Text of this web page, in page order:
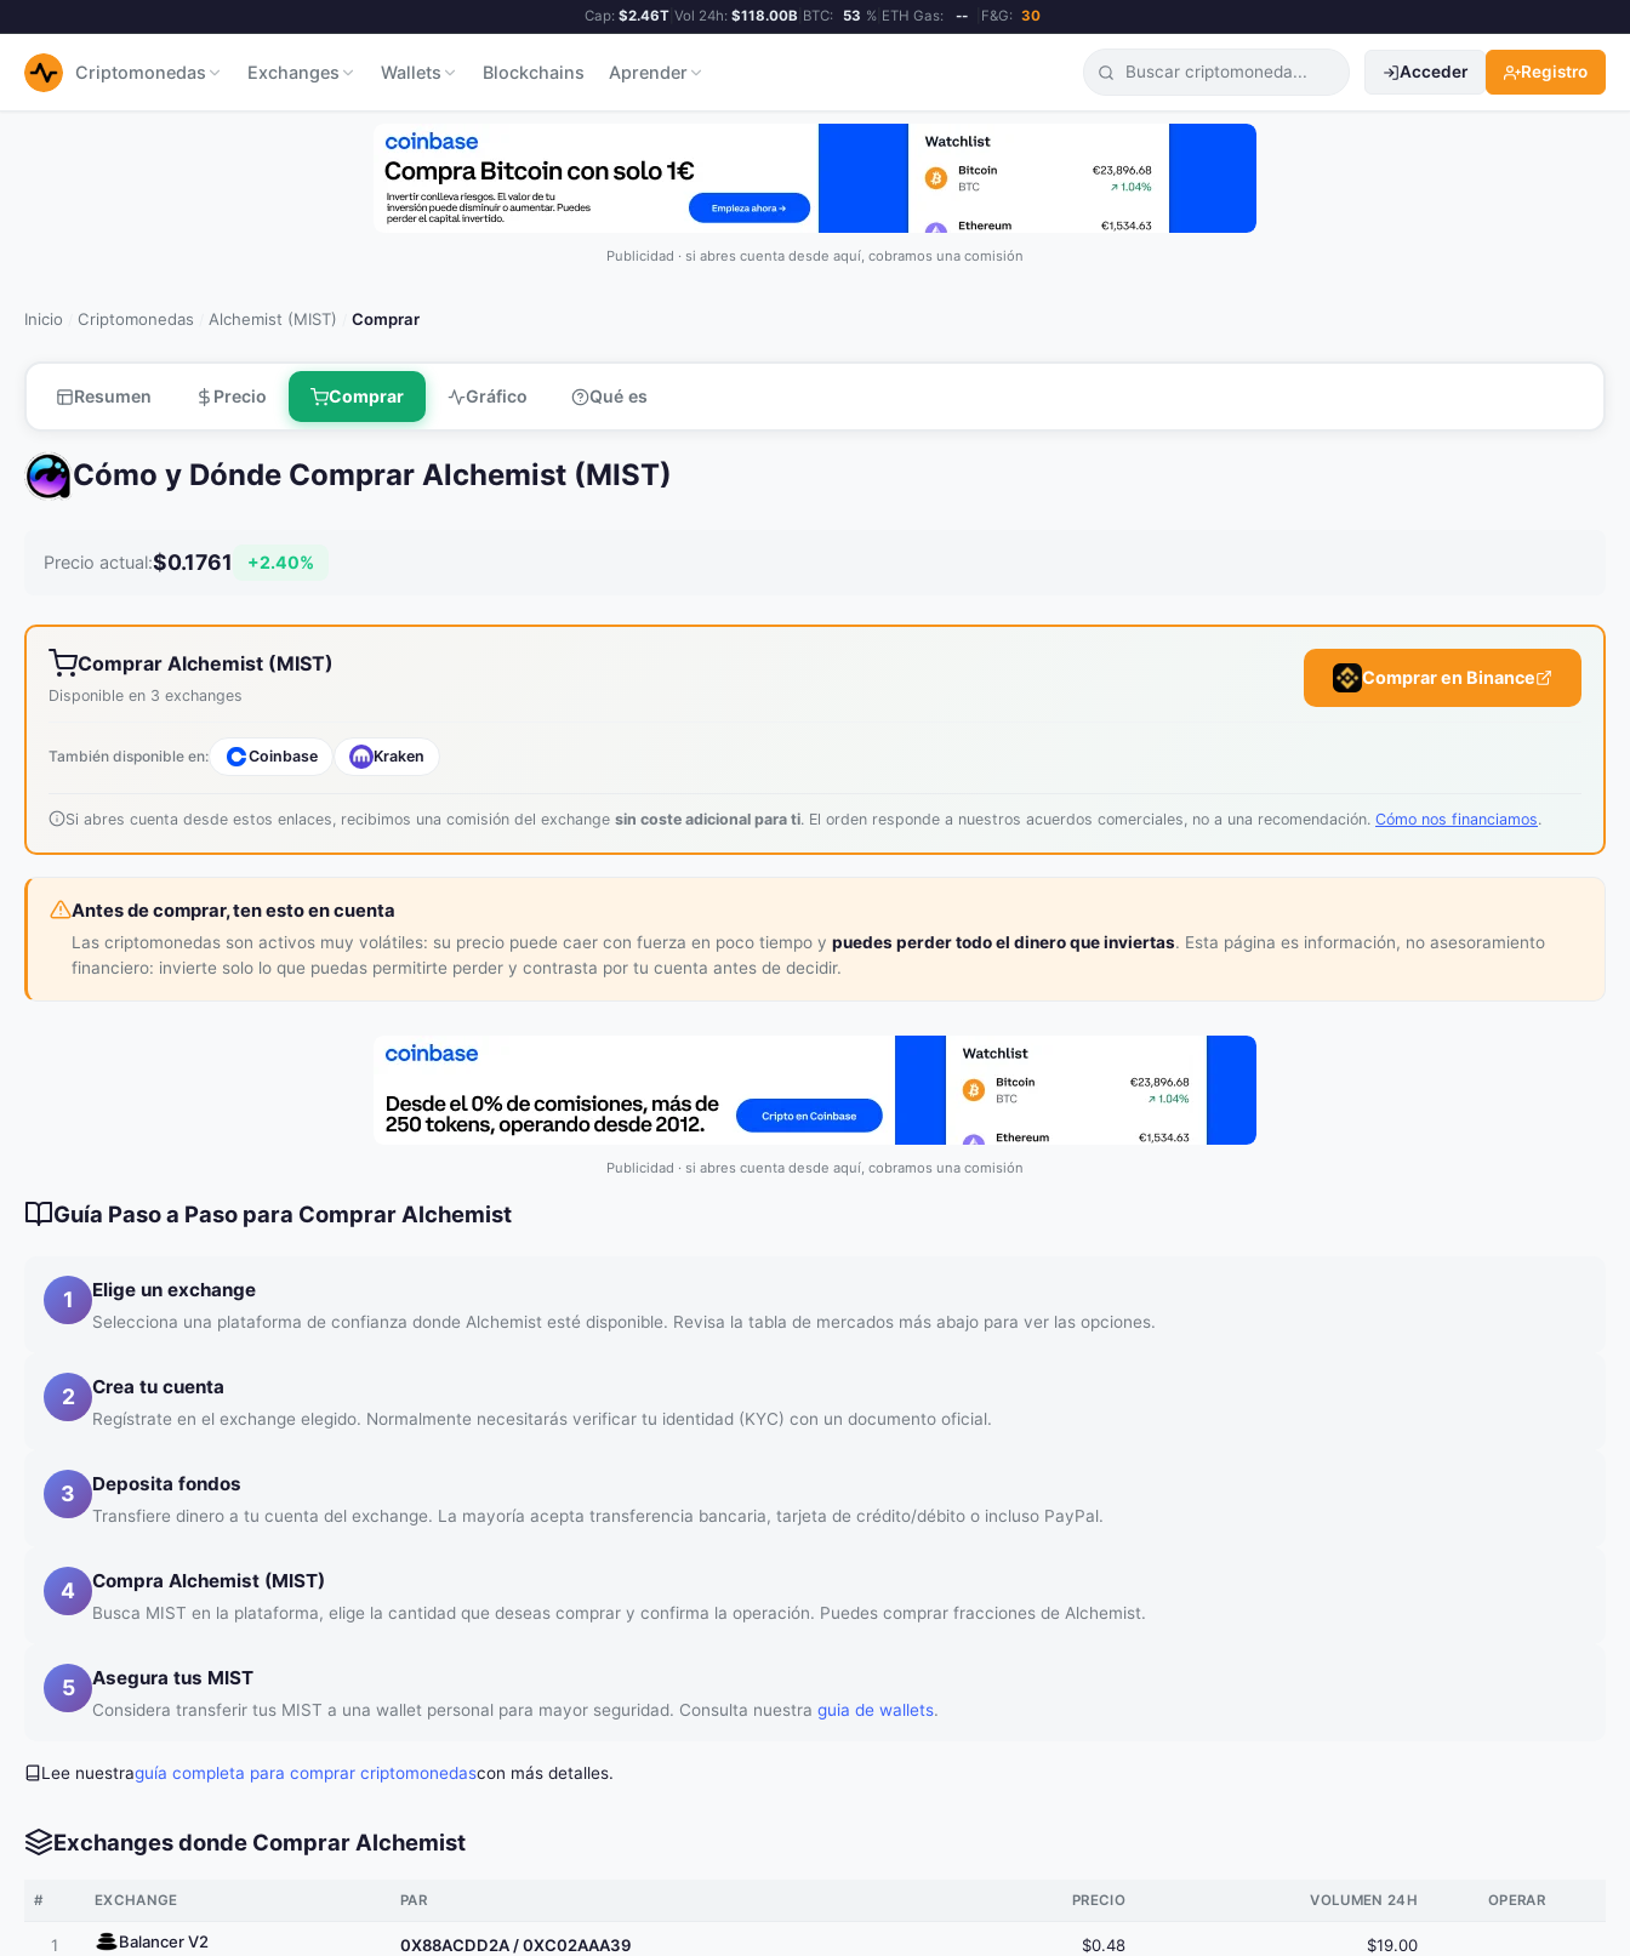
Cap: $2.46T Vol 24h: $118.00B BTC: 53 % ETH Gas: -- F&G: 30
Criptomonedas Exchanges Wallets Blockchains Aprender Acceder Registro
Publicidad · si abres cuenta desde aquí, cobramos una comisión
Inicio Criptomonedas Alchemist (MIST) Comprar
Resumen Precio Comprar Gráfico Qué es
Cómo y Dónde Comprar Alchemist (MIST)
Precio actual:$0.1761 +2.40%
Comprar Alchemist (MIST)
Disponible en 3 exchanges
Comprar en Binance
También disponible en: Coinbase Kraken
Si abres cuenta desde estos enlaces, recibimos una comisión del exchange sin coste adicional para ti. El orden responde a nuestros acuerdos comerciales, no a una recomendación. Cómo nos financiamos.
Antes de comprar, ten esto en cuenta
Las criptomonedas son activos muy volátiles: su precio puede caer con fuerza en poco tiempo y puedes perder todo el dinero que inviertas. Esta página es información, no asesoramiento
financiero: invierte solo lo que puedas permitirte perder y contrasta por tu cuenta antes de decidir.
Publicidad · si abres cuenta desde aquí, cobramos una comisión
Guía Paso a Paso para Comprar Alchemist
1 Elige un exchange
Selecciona una plataforma de confianza donde Alchemist esté disponible. Revisa la tabla de mercados más abajo para ver las opciones.
2 Crea tu cuenta
Regístrate en el exchange elegido. Normalmente necesitarás verificar tu identidad (KYC) con un documento oficial.
3 Deposita fondos
Transfiere dinero a tu cuenta del exchange. La mayoría acepta transferencia bancaria, tarjeta de crédito/débito o incluso PayPal.
4 Compra Alchemist (MIST)
Busca MIST en la plataforma, elige la cantidad que deseas comprar y confirma la operación. Puedes comprar fracciones de Alchemist.
5 Asegura tus MIST
Considera transferir tus MIST a una wallet personal para mayor seguridad. Consulta nuestra guia de wallets.
Lee nuestraguía completa para comprar criptomonedascon más detalles.
Exchanges donde Comprar Alchemist
# EXCHANGE PAR PRECIO VOLUMEN 24H OPERAR
1 Balancer V2 0X88ACDD2A / 0XC02AAA39 $0.48 $19.00